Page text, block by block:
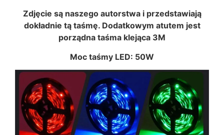
Zdjęcie są naszego autorstwa i przedstawiają
dokładnie tą taśmę. Dodatkowym atutem jest
porządna taśma klejąca 3M
Moc taśmy LED: 50W